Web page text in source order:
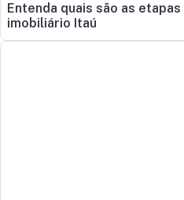
Entenda quais são as
imobiliário Itaú